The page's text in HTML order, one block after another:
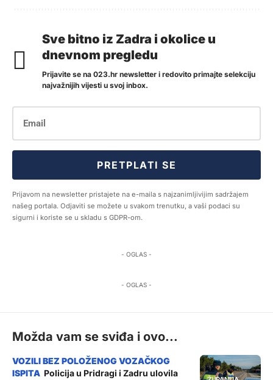
Sve bitno iz Zadra i okolice u
dnevnom pregledu
Prijavite se na 023.hr newsletter i redovito primajte selekciju
najvažnijih vijesti u svoj inbox.
PRETPLATI SE
Prijavom na newsletter pristajete na e-maila s najzanimljivijim sadržajem
našeg portala. Odjaviti se možete u svakom trenutku, a vaši podaci su
sigurni i koriste se u skladu s GDPR-om.
- OGLAS -
- OGLAS -
Možda vam se sviđa i ovo...
Policija u Pridragi i Zadru ulovila